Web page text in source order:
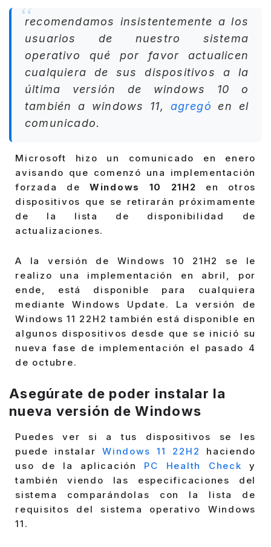
recomendamos insistentemente a los
usuarios de nuestro sistema
operativo qué por favor actualicen
cualquiera de sus dispositivos a la
última versión de windows 10 o
también a windows 11, agregó en el
comunicado.
Microsoft hizo un comunicado en enero
avisando que comenzó una implementación
forzada de Windows 10 21H2 en otros
dispositivos que se retirarán próximamente
de la lista de disponibilidad de
actualizaciones.
A la versión de Windows 10 21H2 se le
realizo una implementación en abril, por
ende, está disponible para cualquiera
mediante Windows Update. La versión de
Windows 11 22H2 también está disponible en
algunos dispositivos desde que se inició su
nueva fase de implementación el pasado 4
de octubre.
Asegúrate de poder instalar la
nueva versión de Windows
Puedes ver si a tus dispositivos se les
puede instalarWindows 11 22H2
haciendo
uso de la aplicación PC Health Check y
también viendo las especificaciones del
sistema comparándolas con la lista de
requisitos del sistema operativo Windows
11.